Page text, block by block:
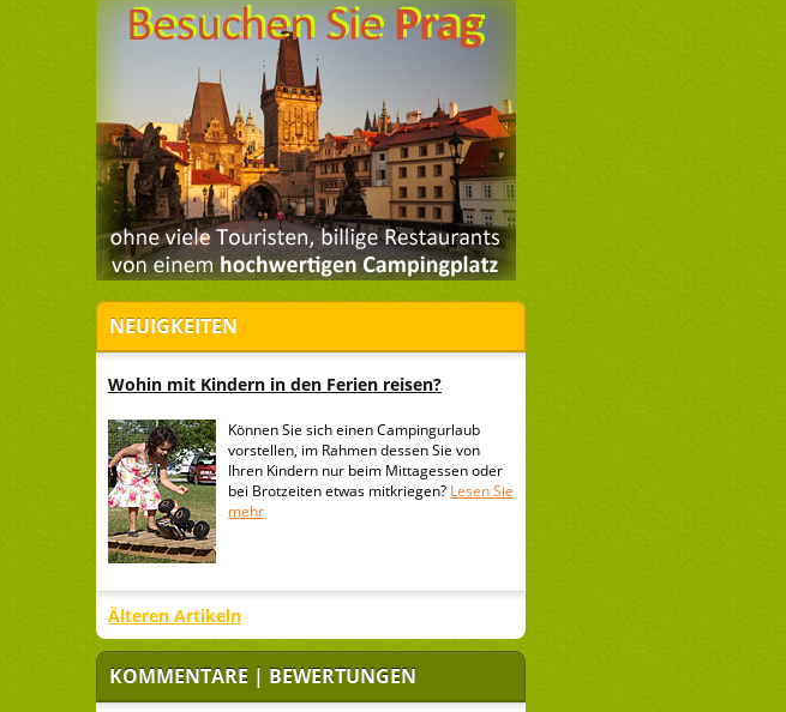
NEUIGKEITEN
Wohin mit Kindern in den Ferien reisen?
Können Sie sich einen Campingurlaub
vorstellen, im Rahmen dessen Sie von
Ihren Kindern nur beim Mittagessen oder
bei Brotzeiten etwas mitkriegen? Lesen Sie
mehr
Älteren Artikeln
KOMMENTARE | BEWERTUNGEN